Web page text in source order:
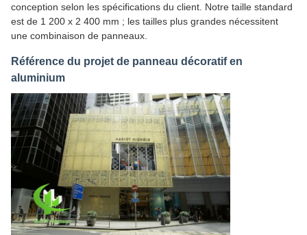
conception selon les spécifications du client. Notre taille standard
est de 1 200 x 2 400 mm ; les tailles plus grandes nécessitent
une combinaison de panneaux.
Référence du projet de panneau décoratif en
aluminium